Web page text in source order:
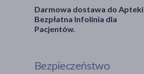
Darmowa dostawa do Apteki
Bezpłatna Infolinia dla
Pacjentów.
Bezpieczeństwo